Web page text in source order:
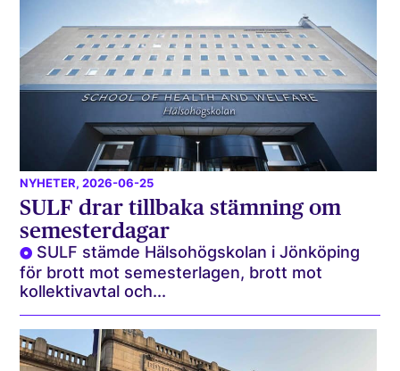
NYHETER, 2026-06-25
SULF drar tillbaka stämning om
semesterdagar
SULF stämde Hälsohögskolan i Jönköping
för brott mot semesterlagen, brott mot
kollektivavtal och...